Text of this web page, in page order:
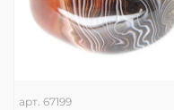
арт. 67199